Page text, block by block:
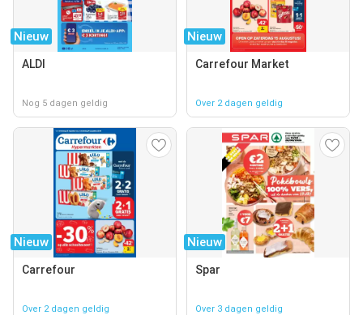
Nieuw
ALDI
Nog 5 dagen geldig
Nieuw
Carrefour Market
Over 2 dagen geldig
Nieuw
Carrefour
Over 2 dagen geldig
Nieuw
Spar
Over 3 dagen geldig